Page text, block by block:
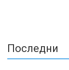
Последни